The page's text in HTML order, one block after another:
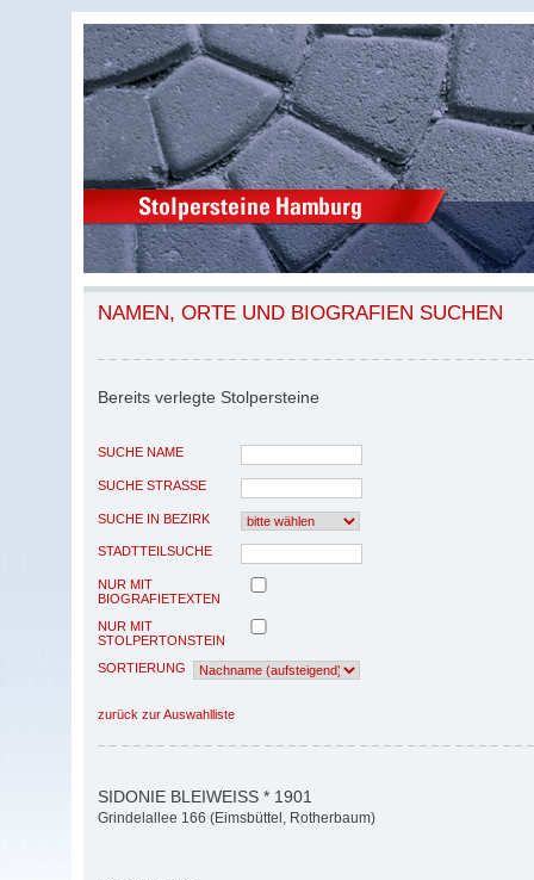
NAMEN, ORTE UND BIOGRAFIEN SUCHEN
Bereits verlegte Stolpersteine
SUCHE NAME
SUCHE STRASSE
SUCHE IN BEZIRK
STADTTEILSUCHE
NUR MIT
BIOGRAFIETEXTEN
NUR MIT
STOLPERTONSTEIN
SORTIERUNG
zurück zur Auswahlliste
SIDONIE BLEIWEISS * 1901
Grindelallee 166 (Eimsbüttel, Rotherbaum)